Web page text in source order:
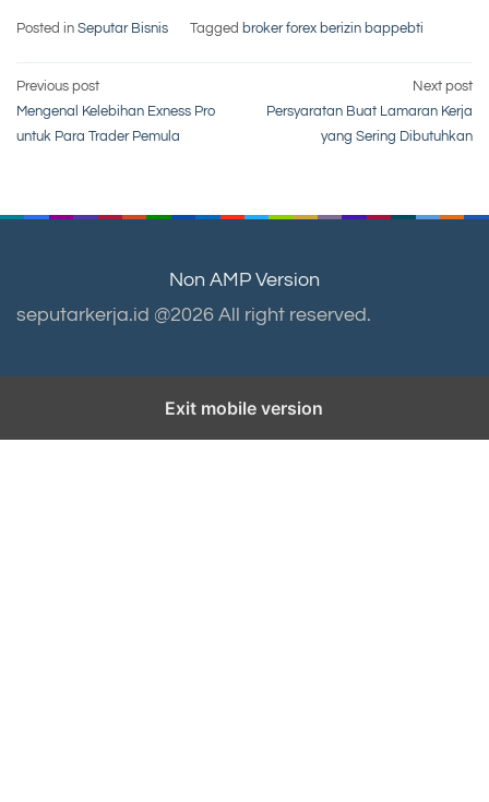
Posted in Seputar Bisnis Tagged broker forex berizin bappebti
Post
navigation
Previous post
Mengenal Kelebihan Exness Pro
untuk Para Trader Pemula
Next post
Persyaratan Buat Lamaran Kerja
yang Sering Dibutuhkan
Non AMP Version
seputarkerja.id @2026 All right reserved.
Exit mobile version